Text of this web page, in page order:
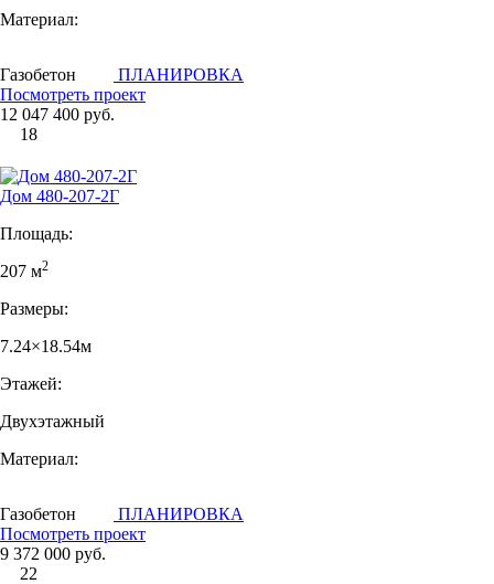
Материал:
Газобетон
ПЛАНИРОВКА
Посмотреть проект
12 047 400 руб.
18
Дом 480-207-2Г
Площадь:
207 м2
Размеры:
7.24×18.54м
Этажей:
Двухэтажный
Материал:
Газобетон
ПЛАНИРОВКА
Посмотреть проект
9 372 000 руб.
22